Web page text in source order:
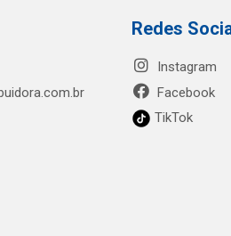
Redes
Instagram
Facebook
TikTok